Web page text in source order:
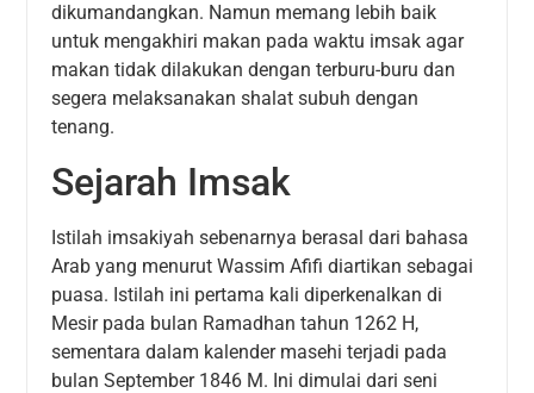
dikumandangkan. Namun memang lebih baik
untuk mengakhiri makan pada waktu imsak agar
makan tidak dilakukan dengan terburu-buru dan
segera melaksanakan shalat subuh dengan
tenang.
Sejarah Imsak
Istilah imsakiyah sebenarnya berasal dari bahasa
Arab yang menurut Wassim Afifi diartikan sebagai
puasa. Istilah ini pertama kali diperkenalkan di
Mesir pada bulan Ramadhan tahun 1262 H,
sementara dalam kalender masehi terjadi pada
bulan September 1846 M. Ini dimulai dari seni